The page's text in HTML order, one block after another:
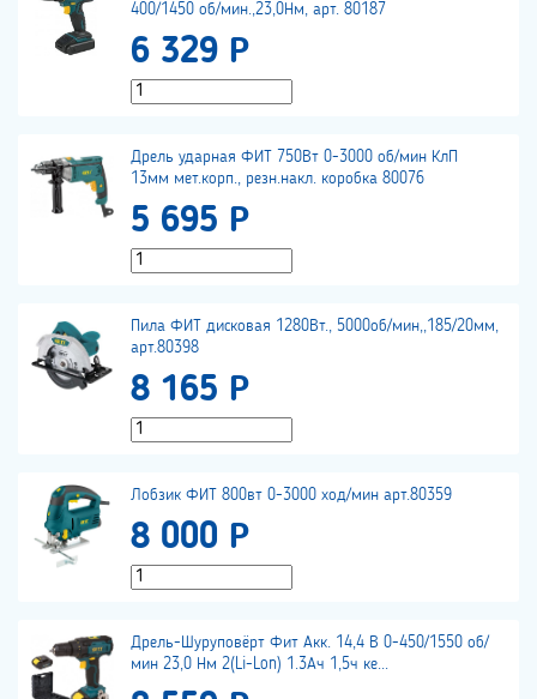
400/1450 об/мин.,23,0Нм, арт. 80187
6 329 Р
Дрель ударная ФИТ 750Вт 0-3000 об/мин КлП
13мм мет.корп., резн.накл. коробка 80076
5 695 Р
Пила ФИТ дисковая 1280Вт., 5000об/мин,,185/20мм,
арт.80398
8 165 Р
Лобзик ФИТ 800вт 0-3000 ход/мин арт.80359
8 000 Р
Дрель-Шуруповёрт Фит Акк. 14,4 В 0-450/1550 об/
мин 23,0 Нм 2(Li-Lon) 1.3Ач 1,5ч ке...